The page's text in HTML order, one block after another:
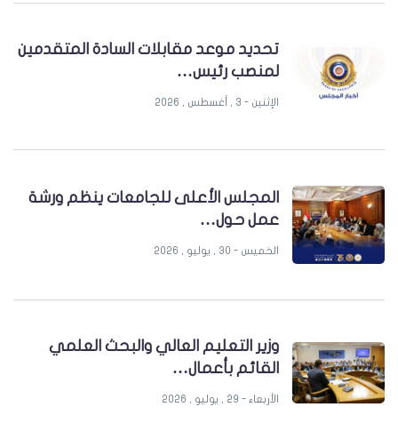
تحديد موعد مقابلات السادة المتقدمين
لمنصب رئيس…
الإثنين - 3 , أغسطس , 2026
المجلس الأعلى للجامعات ينظم ورشة
عمل حول…
الخميس - 30 , يوليو , 2026
وزير التعليم العالي والبحث العلمي
القائم بأعمال…
الأربعاء - 29 , يوليو , 2026